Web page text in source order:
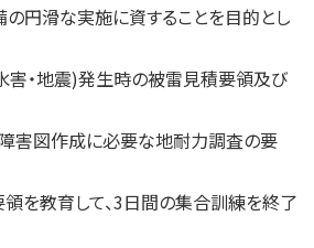
円滑な実施に資することを目的とし
害・地震)発生時の被雷見積要領及び
障害図作成に必要な地耐力調査の要
を教育して、3日間の集合訓練を終了